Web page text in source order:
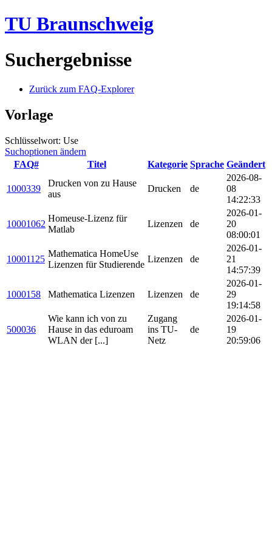
TU Braunschweig
Suchergebnisse
Zurück zum FAQ-Explorer
Vorlage
Schlüsselwort: Use
Suchoptionen ändern
FAQ#
Titel Kategorie Sprache Geändert
1000339
Drucken von zu Hause
aus
Drucken de
2026-08-
08
14:22:33
10001062
Homeuse-Lizenz für
Matlab
Lizenzen de
2026-01-
20
08:00:01
10001125
Mathematica HomeUse
Lizenzen für Studierende
Lizenzen de
2026-01-
21
14:57:39
1000158 Mathematica Lizenzen Lizenzen de
2026-01-
29
19:14:58
500036
Wie kann ich von zu
Hause in das eduroam
WLAN der [...]
Zugang
ins TU-
Netz
de
2026-01-
19
20:59:06